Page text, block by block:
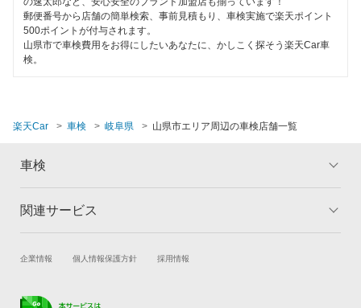
各務原市
可児郡
郡上市
下呂市
早割りあり
クレジットカードOK
代車あり
輸入車OK
ハイブリッド車OK
EV車OK
JOYCAL（ジョイカル）
出光リテール車検
宇佐美車検
コスモの車検
キグナス車検
上原B-cle車検
マッハ車検
郵便番号から店舗の簡単検索、事前見積もり、車検実施で楽天ポイント
500ポイントが付与されます。
山県市で車検費用をお得にしたいあなたに、かしこく探そう楽天Car車
検。
楽天Car 車検 岐阜県 山県市エリア周辺の車検店舗一覧
車検
トップ
車検の基礎知識 キャンペーン一覧
関連サービス
試乗・商談 新車購入
企業情報 個人情報保護方針 採用情報